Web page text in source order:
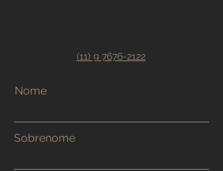
(11) 9 7676-2122
Nome
Sobrenome